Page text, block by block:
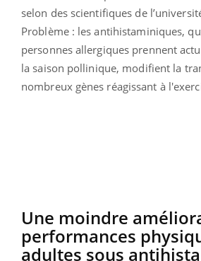
selon des scientifiques de
Problème : les antihistaminiques,
personnes allergiques prennent
la saison pollinique, modifient la
nombreux gènes réagissant à
Une moindre
performances
adultes sous